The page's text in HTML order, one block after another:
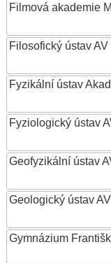
Filmová akademie
Filosofický ústav AV
Fyzikální ústav
Fyziologický ústav
Geofyzikální ústav
Geologický ústav
Gymnázium